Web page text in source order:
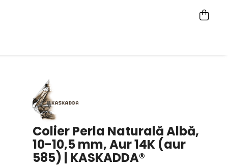
Colier Perla Naturală Albă,
10-10,5 mm, Aur 14K (aur
585) | KASKADDA®